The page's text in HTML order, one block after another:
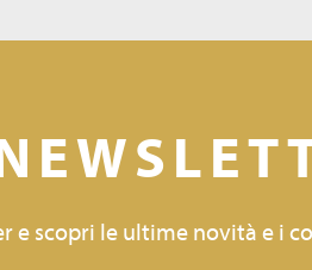
e scopri le ultime novità e i